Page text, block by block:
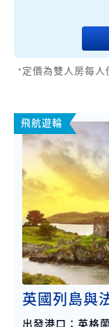
*定價為雙人房每人
飛航遊輪
英國列島與
出發港口：英格